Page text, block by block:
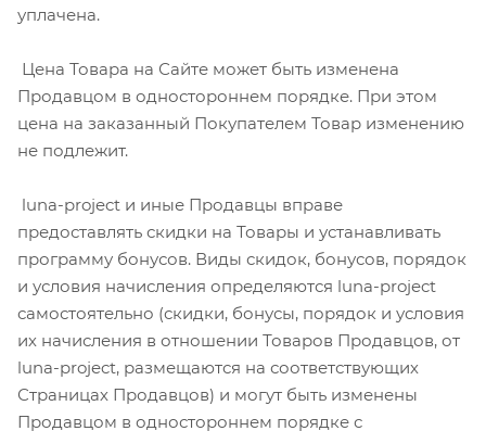
уплачена.
Цена Товара на Сайте может быть изменена
Продавцом в одностороннем порядке. При этом
цена на заказанный Покупателем Товар изменению
не подлежит.
luna-project и иные Продавцы вправе
предоставлять скидки на Товары и устанавливать
программу бонусов. Виды скидок, бонусов, порядок
и условия начисления определяются luna-project
самостоятельно (скидки, бонусы, порядок и условия
их начисления в отношении Товаров Продавцов, от
luna-project, размещаются на соответствующих
Страницах Продавцов) и могут быть изменены
Продавцом в одностороннем порядке с